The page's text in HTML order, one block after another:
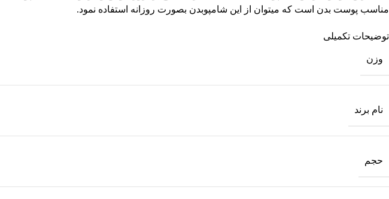
مناسب پوست بدن است که میتوان از این شامپوبدن بصورت روزانه استفاده نمود.
توضیحات تکمیلی
وزن
نام برند
حجم